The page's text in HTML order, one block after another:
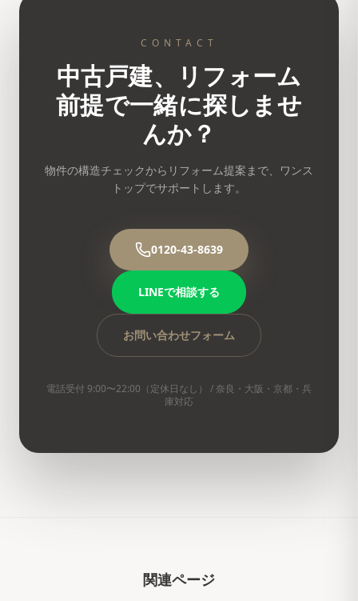
CONTACT
中古戸建、リフォーム
前提で一緒に探しませ
んか？
物件の構造チェックからリフォーム提案まで、ワンス
トップでサポートします。
0120-43-8639
LINEで相談する
お問い合わせフォーム
電話受付 9:00〜22:00（定休日なし） / 奈良・大阪・京都・兵
庫対応
関連ページ